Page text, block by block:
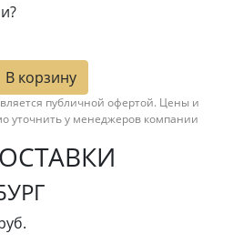
В корзину
публичной офертой. Цены и
уточнить у менеджеров компании